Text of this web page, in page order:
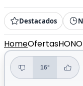
Destacados
HomeOfertas
16°